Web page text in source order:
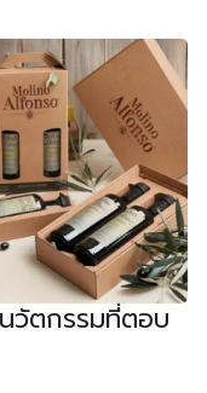
วัตกรรมที่ตอบ